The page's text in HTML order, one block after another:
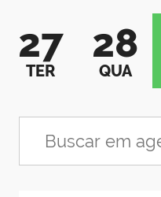
27
TER
28
QUA